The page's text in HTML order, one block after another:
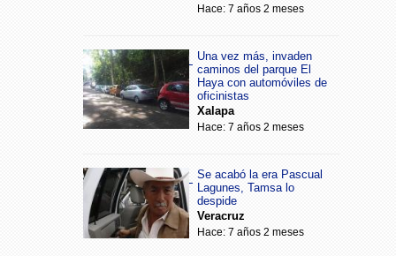
Hace: 7 años 2 meses
Una vez más, invaden
caminos del parque El
Haya con automóviles de
oficinistas
Xalapa
Hace: 7 años 2 meses
Se acabó la era Pascual
Lagunes, Tamsa lo
despide
Veracruz
Hace: 7 años 2 meses